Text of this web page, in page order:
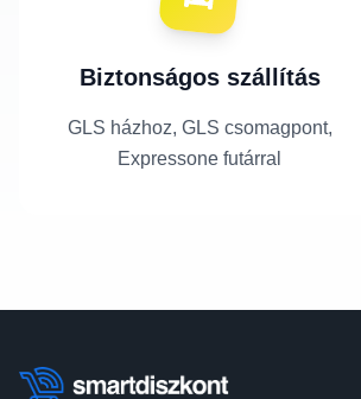
Biztonságos szállítás
GLS házhoz, GLS csomagpont,
Expressone futárral